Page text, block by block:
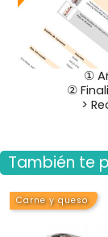
①
②
>
También te
Carne y queso